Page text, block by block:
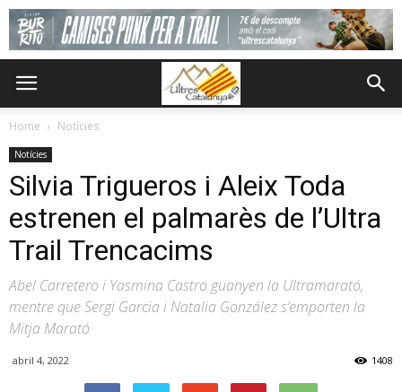
Home Notícies
Notícies
Silvia Trigueros i Aleix Toda
estrenen el palmarès de l’Ultra
Trail Trencacims
Abel Carretero i Yasmina Castro guanyen la Ultramarató,
mentre que Sergi Garcia i Natalia González s’emporten la
Mitja Marató
abril 4, 2022 1408